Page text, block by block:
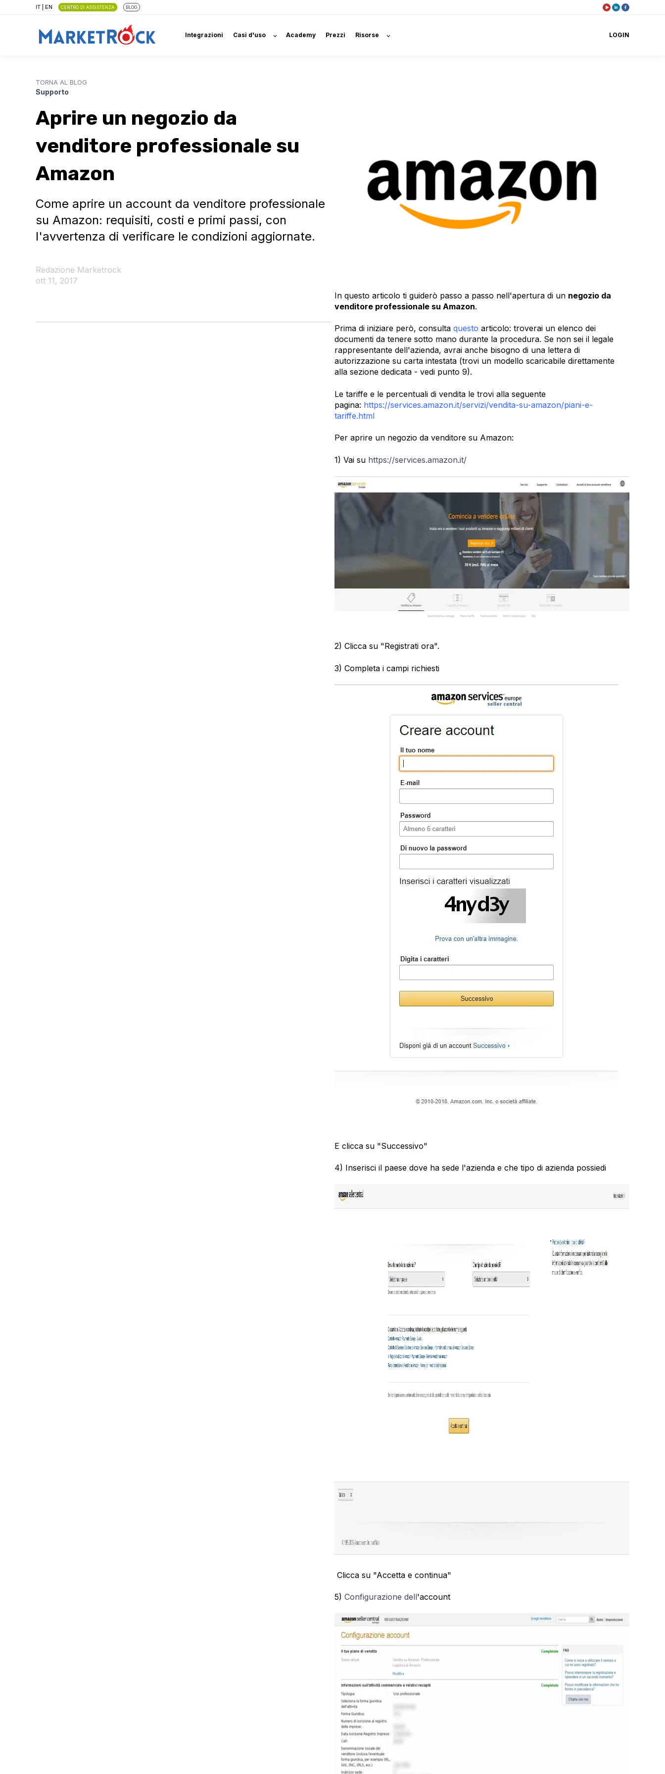
IT EN CENTRO DI ASSISTENZA BLOG
Integrazioni Casi d'uso Academy Prezzi Risorse LOGIN
TORNA AL BLOG
Supporto
Aprire un negozio da
venditore professionale su
Amazon
Come aprire un account da venditore professionale
su Amazon: requisiti, costi e primi passi, con
l'avvertenza di verificare le condizioni aggiornate.
Redazione Marketrock
ott 11, 2017
In questo articolo ti guiderò passo a passo nell'apertura di un negozio da
venditore professionale su Amazon.
Prima di iniziare però, consulta questo articolo: troverai un elenco dei
documenti da tenere sotto mano durante la procedura. Se non sei il legale
rappresentante dell'azienda, avrai anche bisogno di una lettera di
autorizzazione su carta intestata (trovi un modello scaricabile direttamente
alla sezione dedicata - vedi punto 9).
Le tariffe e le percentuali di vendita le trovi alla seguente
pagina: https://services.amazon.it/servizi/vendita-su-amazon/piani-e-
tariffe.html
Per aprire un negozio da venditore su Amazon:
1) Vai su https://services.amazon.it/
2) Clicca su "Registrati ora".
3) Completa i campi richiesti
E clicca su "Successivo"
4) Inserisci il paese dove ha sede l'azienda e che tipo di azienda possiedi
Clicca su "Accetta e continua"
5) Configurazione dell'account